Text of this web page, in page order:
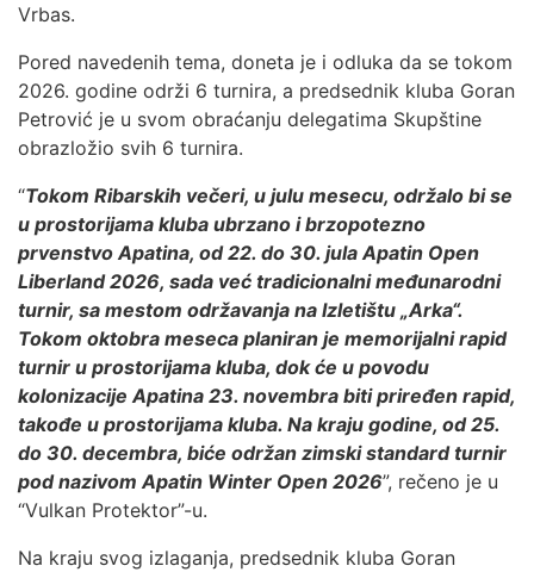
Vrbas.
Pored navedenih tema, doneta je i odluka da se tokom
2026. godine održi 6 turnira, a predsednik kluba Goran
Petrović je u svom obraćanju delegatima Skupštine
obrazložio svih 6 turnira.
“Tokom Ribarskih večeri, u julu mesecu, održalo bi se
u prostorijama kluba ubrzano i brzopotezno
prvenstvo Apatina, od 22. do 30. jula Apatin Open
Liberland 2026, sada već tradicionalni međunarodni
turnir, sa mestom održavanja na Izletištu „Arka“.
Tokom oktobra meseca planiran je memorijalni rapid
turnir u prostorijama kluba, dok će u povodu
kolonizacije Apatina 23. novembra biti priređen rapid,
takođe u prostorijama kluba. Na kraju godine, od 25.
do 30. decembra, biće održan zimski standard turnir
pod nazivomApatin Winter Open 2026”, rečeno je u
“Vulkan Protektor”-u.
Na kraju svog izlaganja, predsednik kluba Goran